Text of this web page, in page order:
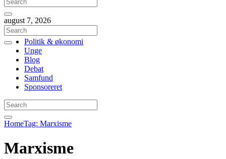
august 7, 2026
Politik & økonomi
Unge
Blog
Debat
Samfund
Sponsoreret
HomeTag: Marxisme
Marxisme